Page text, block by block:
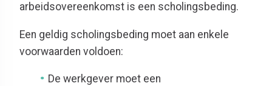
arbeidsovereenkomst is een scholingsbeding.
Een geldig scholingsbeding moet aan enkele
voorwaarden voldoen:
De werkgever moet een